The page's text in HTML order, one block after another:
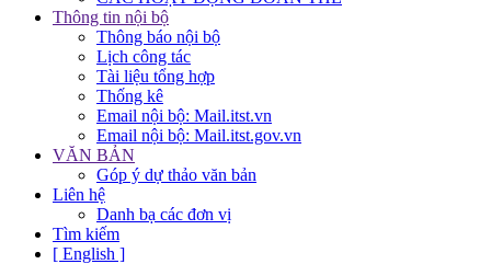
Thông tin nội bộ
Thông báo nội bộ
Lịch công tác
Tài liệu tổng hợp
Thống kê
Email nội bộ: Mail.itst.vn
Email nội bộ: Mail.itst.gov.vn
VĂN BẢN
Góp ý dự thảo văn bản
Liên hệ
Danh bạ các đơn vị
Tìm kiếm
[ English ]